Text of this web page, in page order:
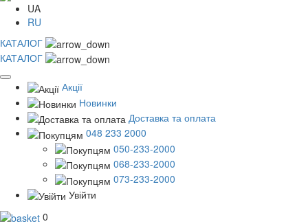
UA
RU
КАТАЛОГ
КАТАЛОГ
Акції
Новинки
Доставка та оплата
048 233 2000
050-233-2000
068-233-2000
073-233-2000
Увійти
0